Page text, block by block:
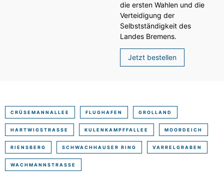
die ersten Wahlen und die
Verteidigung der
Selbstständigkeit des
Landes Bremens.
Jetzt bestellen
CRÜSEMANNALLEE FLUGHAFEN GROLLAND
HARTWIGSTRASSE KULENKAMPFFALLEE MOORDEICH
RIENSBERG SCHWACHHAUSER RING VARRELGRABEN
WACHMANNSTRASSE